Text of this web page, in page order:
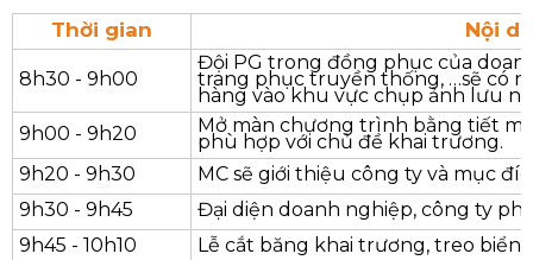
:.................................................................................................
Thời gian
Nội
8h30 - 9h00
Đội PG trong đồng phục của
trang phục truyền thống, …sẽ có
hàng vào khu vực chụp ảnh lưu
9h00 - 9h20
Mở màn chương trình bằng tiết
phù hợp với chủ đề khai trương.
9h20 - 9h30
MC sẽ giới thiệu công ty và mục
9h30 - 9h45
Đại diện doanh nghiệp, công ty